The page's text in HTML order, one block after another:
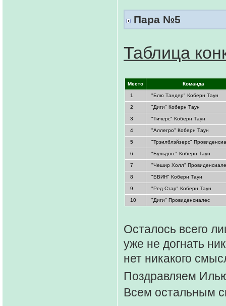
Пара №5
Таблица
Место Команда
1 "Блю Тандер" Коберн Таун
2 "Диги" Коберн Таун
3 "Тичерс" Коберн Таун
4 "Аллегро" Коберн Таун
5 "Трэилблэйзерс"
6 "Бульдогс" Коберн Таун
7 "Чешир Холл"
8 "БВИН" Коберн Таун
9 "Ред Стар" Коберн Таун
10 "Диги" Провиденсиалес
Осталось всего
уже не догнать
нет никакого
Поздравляем
Всем остальным